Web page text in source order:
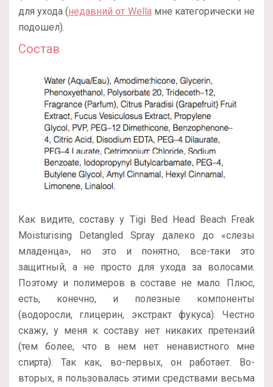
для ухода (недавний от Wellaмне категорически не
подошел).
Состав
Как видите, составу у Tigi Bed Head Beach Freak
Moisturising Detangled Spray далеко до «слезы
младенца», но это и понятно, все-таки это
защитный, а не просто для ухода за волосами.
Поэтому и полимеров в составе не мало. Плюс,
есть, конечно, и полезные компоненты
(водоросли, глицерин, экстракт фукуса). Честно
скажу, у меня к составу нет никаких претензий
(тем более, что в нем нет ненавистного мне
спирта). Так как, во-первых, он работает. Во-
вторых, я пользовалась этими средствами весьма